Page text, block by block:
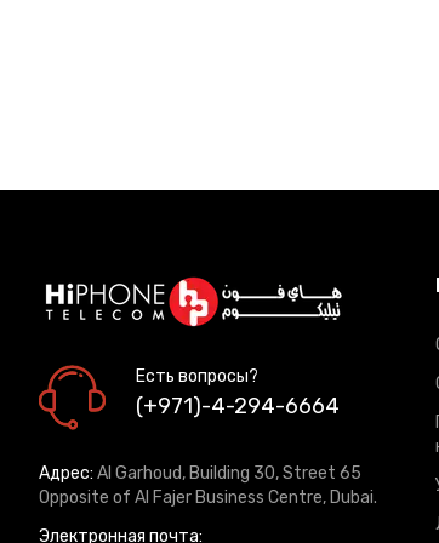
Есть вопросы?
(+971)-4-294-6664
Адрес: Al Garhoud, Building 30, Street 65
Opposite of Al Fajer Business Centre, Dubai.
Электронная почта: